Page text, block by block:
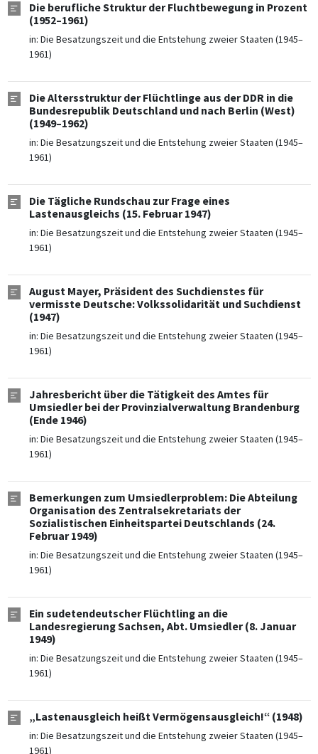
Die berufliche Struktur der Fluchtbewegung in Prozent
(1952–1961)
in: Die Besatzungszeit und die Entstehung zweier Staaten (1945–
1961)
Die Altersstruktur der Flüchtlinge aus der DDR in die
Bundesrepublik Deutschland und nach Berlin (West)
(1949–1962)
in: Die Besatzungszeit und die Entstehung zweier Staaten (1945–
1961)
Die Tägliche Rundschau zur Frage eines
Lastenausgleichs (15. Februar 1947)
in: Die Besatzungszeit und die Entstehung zweier Staaten (1945–
1961)
August Mayer, Präsident des Suchdienstes für
vermisste Deutsche: Volkssolidarität und Suchdienst
(1947)
in: Die Besatzungszeit und die Entstehung zweier Staaten (1945–
1961)
Jahresbericht über die Tätigkeit des Amtes für
Umsiedler bei der Provinzialverwaltung Brandenburg
(Ende 1946)
in: Die Besatzungszeit und die Entstehung zweier Staaten (1945–
1961)
Bemerkungen zum Umsiedlerproblem: Die Abteilung
Organisation des Zentralsekretariats der
Sozialistischen Einheitspartei Deutschlands (24.
Februar 1949)
in: Die Besatzungszeit und die Entstehung zweier Staaten (1945–
1961)
Ein sudetendeutscher Flüchtling an die
Landesregierung Sachsen, Abt. Umsiedler (8. Januar
1949)
in: Die Besatzungszeit und die Entstehung zweier Staaten (1945–
1961)
„Lastenausgleich heißt Vermögensausgleich!“ (1948)
in: Die Besatzungszeit und die Entstehung zweier Staaten (1945–
1961)